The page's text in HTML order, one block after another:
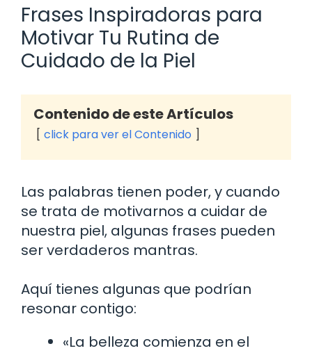
Frases Inspiradoras para
Motivar Tu Rutina de
Cuidado de la Piel
Contenido de este Artículos
click para ver el Contenido
Las palabras tienen poder, y cuando
se trata de motivarnos a cuidar de
nuestra piel, algunas frases pueden
ser verdaderos mantras.
Aquí tienes algunas que podrían
resonar contigo:
«La belleza comienza en el